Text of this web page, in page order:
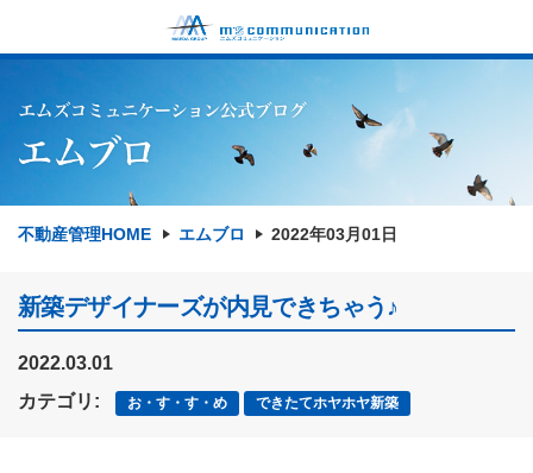
不動産管理HOME エムブロ 2022年03月01日
新築デザイナーズが内見できちゃう♪
2022.03.01
カテゴリ:
お・す・す・め できたてホヤホヤ新築